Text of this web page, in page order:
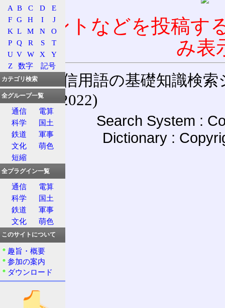
コメントなどを投稿す
み表
通信用語の基礎知識検
(27-May-2022)
Search System :
Dictionary :
A B C D
E
F G H I
J
K L M N
O
P Q R S
T
U V W X
Y
Z
数字 記号
カテゴリ検索
全グループ一覧
通信
電算
科学
国土
鉄道
軍事
文化
萌色
短縮
全プラグイン一覧
通信
電算
科学
国土
鉄道
軍事
文化
萌色
このサイトについて
趣旨・概要
参加の案内
ダウンロード